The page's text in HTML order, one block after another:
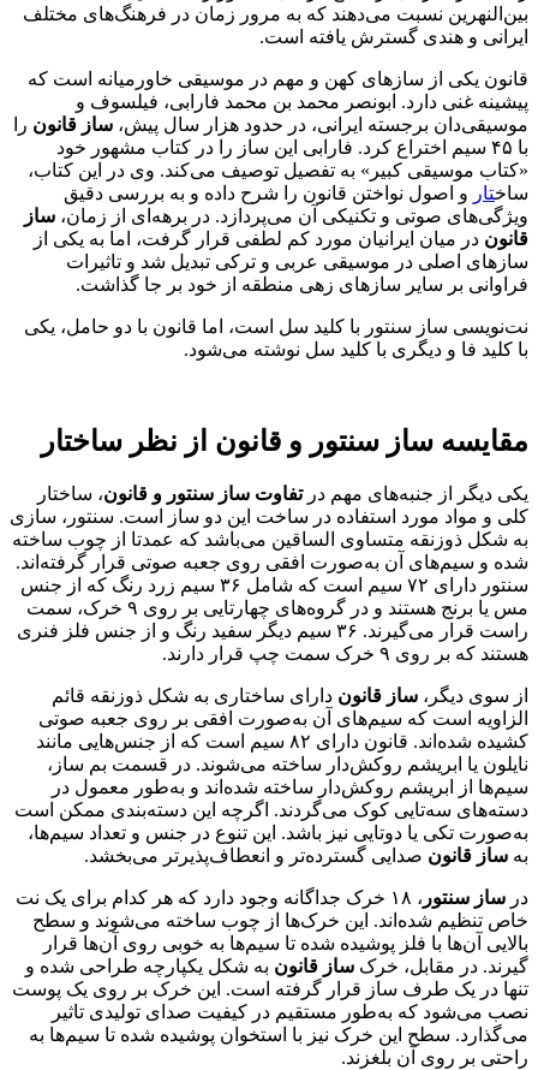
بین‌النهرین نسبت می‌دهند که به مرور زمان در فرهنگ‌های مختلف
ایرانی و هندی گسترش یافته است.
قانون یکی از سازهای کهن و مهم در موسیقی خاورمیانه است که
پیشینه غنی دارد. ابونصر محمد بن محمد فارابی، فیلسوف و
موسیقی‌دان برجسته ایرانی، در حدود هزار سال پیش، ساز قانون را
با ۴۵ سیم اختراع کرد. فارابی این ساز را در کتاب مشهور خود
«کتاب موسیقی کبیر» به تفصیل توصیف می‌کند. وی در این کتاب،
ساختار و اصول نواختن قانون را شرح داده و به بررسی دقیق
ویژگی‌های صوتی و تکنیکی آن می‌پردازد. در برهه‌ای از زمان، ساز
قانون در میان ایرانیان مورد کم لطفی قرار گرفت، اما به یکی از
سازهای اصلی در موسیقی عربی و ترکی تبدیل شد و تاثیرات
فراوانی بر سایر سازهای زهی منطقه از خود بر جا گذاشت.
نت‌نویسی ساز سنتور با کلید سل است، اما قانون با دو حامل، یکی
با کلید فا و دیگری با کلید سل نوشته می‌شود.
مقایسه ساز سنتور و قانون از نظر ساختار
یکی دیگر از جنبه‌های مهم درتفاوت ساز سنتور و قانون، ساختار
کلی و مواد مورد استفاده در ساخت این دو ساز است. سنتور، سازی
به شکل ذوزنقه متساوی الساقین می‌باشد که عمدتا از چوب ساخته
شده و سیم‌های آن به‌صورت افقی روی جعبه صوتی قرار گرفته‌اند.
سنتور دارای ۷۲ سیم است که شامل ۳۶ سیم زرد رنگ که از جنس
مس یا برنج هستند و در گروه‌های چهارتایی بر روی ۹ خرک، سمت
راست قرار می‌گیرند. ۳۶ سیم دیگر سفید رنگ و از جنس فلز فنری
هستند که بر روی ۹ خرک سمت چپ قرار دارند.
از سوی دیگر، ساز قانون دارای ساختاری به شکل ذوزنقه قائم
الزاویه است که سیم‌های آن به‌صورت افقی بر روی جعبه صوتی
کشیده شده‌اند. قانون دارای ۸۲ سیم است که از جنس‌هایی مانند
نایلون یا ابریشم روکش‌دار ساخته می‌شوند. در قسمت بم ساز،
سیم‌ها از ابریشم روکش‌دار ساخته شده‌اند و به‌طور معمول در
دسته‌های سه‌تایی کوک می‌گردند. اگرچه این دسته‌بندی ممکن است
به‌صورت تکی یا دوتایی نیز باشد. این تنوع در جنس و تعداد سیم‌ها،
به ساز قانون صدایی گسترده‌تر و انعطاف‌پذیرتر می‌بخشد.
در ساز سنتور
، ۱۸ خرک جداگانه وجود دارد که هر کدام برای یک نت
خاص تنظیم شده‌اند. این خرک‌ها از چوب ساخته می‌شوند و سطح
بالایی آن‌ها با فلز پوشیده شده تا سیم‌ها به خوبی روی آن‌ها قرار
گیرند. در مقابل، خرک ساز قانون به شکل یکپارچه طراحی شده و
تنها در یک طرف ساز قرار گرفته است. این خرک بر روی یک پوست
نصب می‌شود که به‌طور مستقیم در کیفیت صدای تولیدی تاثیر
می‌گذارد. سطح این خرک نیز با استخوان پوشیده شده تا سیم‌ها به
راحتی بر روی آن بلغزند.